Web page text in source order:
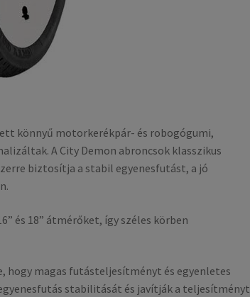
könnyű motorkerékpár- és robogógumi,
A City Demon abroncsok klasszikus
biztosítja a stabil egyenesfutást, a jó
és 18” átmérőket, így széles körben
magas futásteljesítményt és egyenletes
stabilitását és javítják a teljesítményt